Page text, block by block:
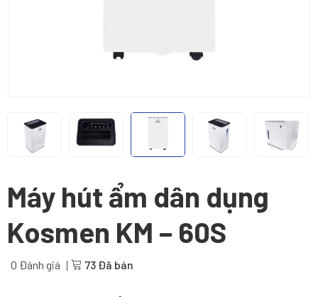
Máy hút ẩm dân dụng
Kosmen KM – 60S
0 Đánh giá 73 Đã bán